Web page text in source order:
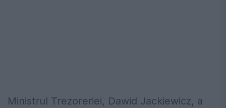
Ministrul Trezoreriei, Dawid Jackiewicz, a